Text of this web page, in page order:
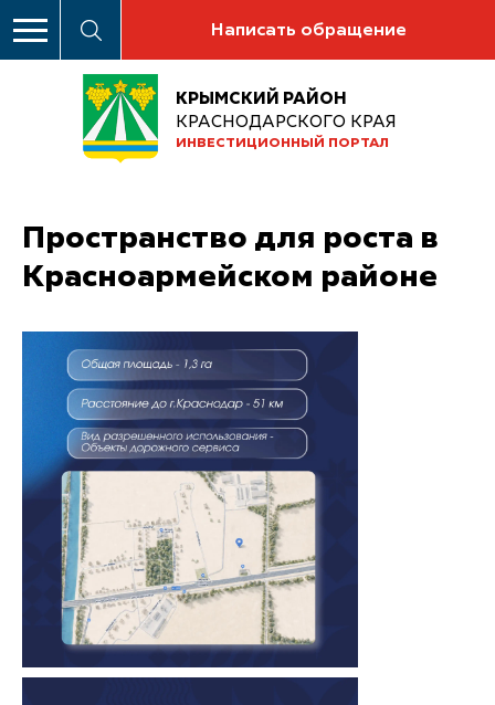
Написать обращение
КРЫМСКИЙ РАЙОН
КРАСНОДАРСКОГО КРАЯ
ИНВЕСТИЦИОННЫЙ ПОРТАЛ
Пространство для роста в
Красноармейском районе